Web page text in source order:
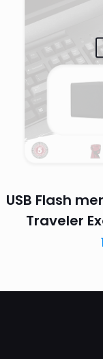
USB Flash
Traveler